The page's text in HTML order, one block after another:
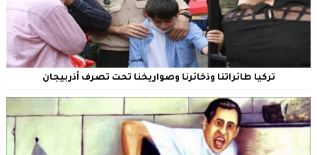
‏تركيا طائراتنا وذخائرنا وصواريخنا تحت تصرف أذربيجان